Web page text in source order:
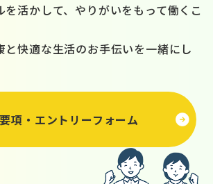
活かして、やりがいをもって働くこ
と快適な生活のお手伝いを一緒にし
項・エントリーフォーム